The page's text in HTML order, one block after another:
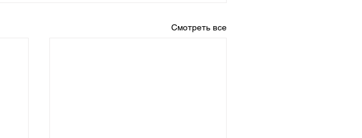
Смотреть все